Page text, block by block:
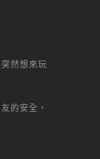
然想來玩
的安全，